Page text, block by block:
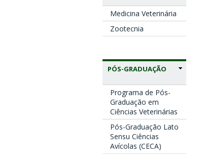
Medicina Veterinária
Zootecnia
PÓS-GRADUAÇÃO
Programa de Pós-
Graduação em
Ciências Veterinárias
Pós-Graduação Lato
Sensu Ciências
Avícolas (CECA)